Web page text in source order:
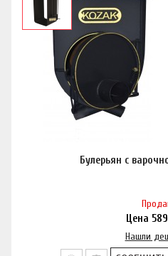
Булерьян с
Цена
Нашли